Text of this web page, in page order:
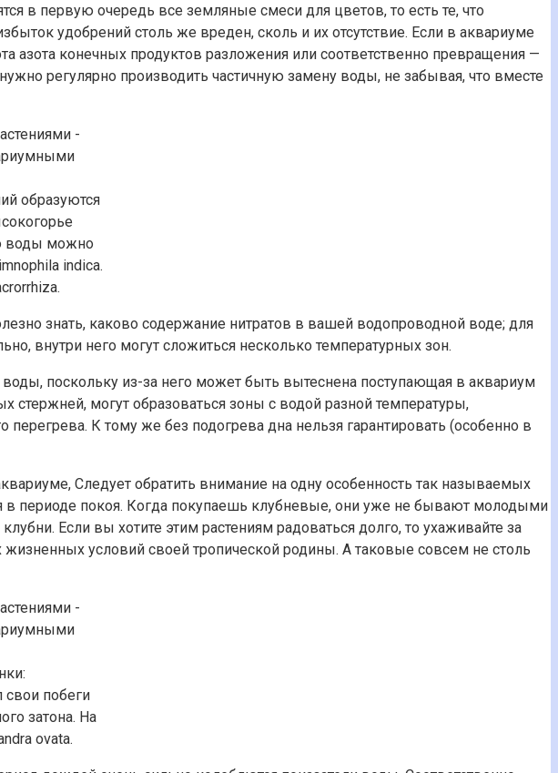
в первую очередь все земляные смеси для цветов, то есть те, что
удобрений столь же вреден, сколь и их отсутствие. Если в аквариуме
азота конечных продуктов разложения или соответственно превращения —
регулярно производить частичную замену воды, не забывая, что вместе
образуются
воды можно
indica.
знать, каково содержание нитратов в вашей водопроводной воде; для
внутри него могут сложиться несколько температурных зон.
поскольку из-за него может быть вытеснена поступающая в аквариум
стержней, могут образоваться зоны с водой разной температуры,
К тому же без подогрева дна нельзя гарантировать (особенно в
Следует обратить внимание на одну особенность так называемых
в периоде покоя. Когда покупаешь клубневые, они уже не бывают молодыми
Если вы хотите этим растениям радоваться долго, то ухаживайте за
условий своей тропической родины. А таковые совсем не столь
свои побеги
затона. На
ovata.